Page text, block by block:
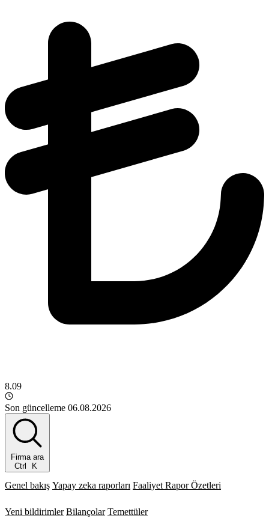
8.09
Son güncelleme 06.08.2026
Firma ara
Ctrl
K
Genel bakış Yapay zeka raporları Faaliyet Rapor Özetleri
Yeni bildirimler Bilançolar Temettüler